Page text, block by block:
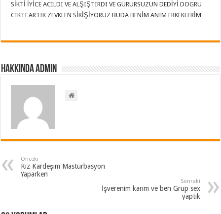
SİKTİ İYİCE ACILDI VE ALŞIŞTIRDI VE GURURSUZUN DEDİYİ DOGRU
CIKTI ARTIK ZEVKLEN SİKİŞİYORUZ BUDA BENİM ANIM ERKEKLERİM
Hakkında admin
Önceki
Kız Kardeşim Mastürbasyon
Yaparken
Sonraki
İşverenim karım ve ben Grup sex
yaptık